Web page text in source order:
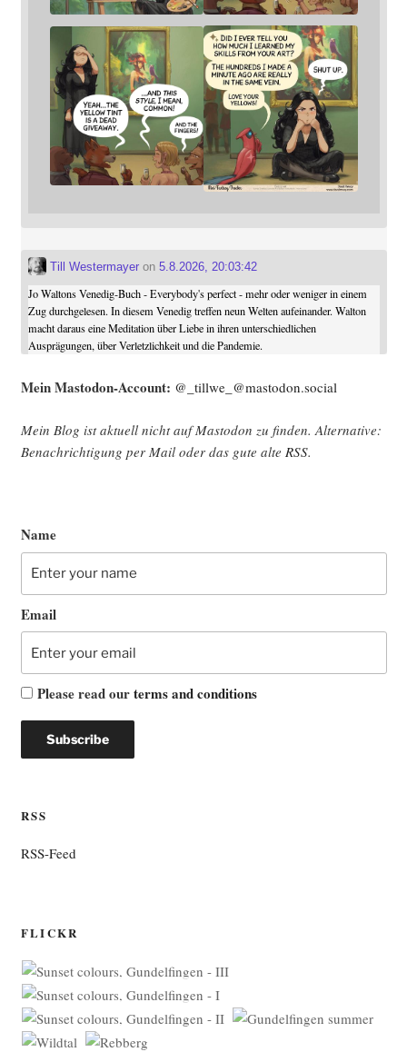
Till Westermayeron 5.8.2026, 20:03:42
Jo Waltons Venedig-Buch - Everybody's perfect - mehr oder weniger in einem
Zug durchgelesen. In diesem Venedig treffen neun Welten aufeinander. Walton
macht daraus eine Meditation über Liebe in ihren unterschiedlichen
Ausprägungen, über Verletzlichkeit und die Pandemie.
Mein Mast­o­don-Account: @_tillwe_@mastodon.social
Mein Blog ist aktu­ell nicht auf Mast­o­don zu fin­den. Alter­na­ti­ve:
Benach­rich­ti­gung per Mail oder das gute alte RSS.
Name
Email
Please read ourterms and conditions
RSS
RSS-Feed
FLICKR